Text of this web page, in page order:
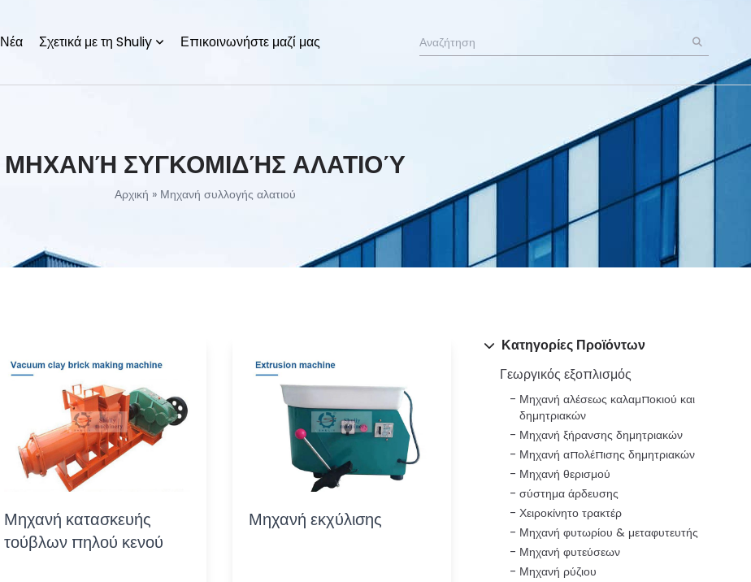
Νέα Σχετικά με τη Shuliy Επικοινωνήστε μαζί μας
ΜΗΧΑΝΉ ΣΥΓΚΟΜΙΔΉΣ ΑΛΑΤΙΟΎ
Αρχική » Μηχανή συλλογής αλατιού
Κατηγορίες Προϊόντων
Γεωργικός εξοπλισμός
Μηχανή αλέσεως καλαμποκιού και
δημητριακών
Μηχανή ξήρανσης δημητριακών
Μηχανή απολέπισης δημητριακών
Μηχανή θερισμού
σύστημα άρδευσης
Χειροκίνητο τρακτέρ
Μηχανή φυτωρίου & μεταφυτευτής
Μηχανή φυτεύσεων
Μηχανή ρύζιου
Μηχανή κατασκευής
τούβλων πηλού κενού
Μηχανή εκχύλισης